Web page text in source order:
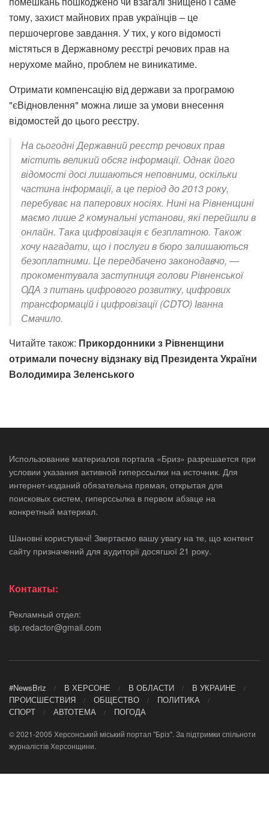
тому, захист майнових прав українців – це
першочергове завдання. У тих, у кого відомості
містяться в Державному реєстрі речових прав на
нерухоме майно, проблем не виникатиме.
Отримати компенсацію від держави за програмою
"єВідновлення" можна лише за умови внесення
відомостей до цього реєстру.
На сьогодні Державний реєстр речових прав
містить великий обсяг інформації. Однак його
відомості досі лишаються неповними, оскільки
частина інформації, а це період до 2013 року,
перебуває на паперових носіях. Нині на Рівненщині
маємо лише 2 комунальні установи, які перейшли в
онлайн. Така цифровізація є безплатною. Також
хочу нагадати, що і послуги в бюро залишаються
безоплатними. Це передбачено законодавчо, —
прокоментувала заступниця голови Рівненської
ОДА з питань цифрового розвитку, цифрових
трансформацій і цифровізації (CDTO) Іванна
Смачило.
Читайте також: Прикордонники з Рівненщини
отримали почесну відзнаку від Президента України
Володимира Зеленського
Использование материалов портала «Бриз» разрешается при
условии указания активной гиперссылки на источник. Для
интернет-изданий обязательна прямая, открытая для
поисковых систем, гиперссылка в первом абзаце на
конкретный материал.
Шановні користувачі! Звертаємо вашу увагу на те, що контент
сайту призначений для аудиторії досягшої 21 року.
Контакты:
Рекламный отдел:
sip.redactor@gmail.com
#NewsBriz В ХЕРСОНЕ В ОБЛАСТИ
В УКРАИНЕ
ПРОИСШЕСТВИЯ
ОБЩЕСТВО
ПОЛИТИКА
СПОРТ
АВТОТЕМА ПОГОДА
© 2021-2005 Херсонський міський портал "Бріз". За підтримки спільноти
журналістів Херсонщини.